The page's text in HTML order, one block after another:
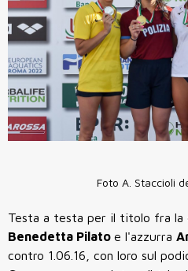
Foto A. Staccioli
Testa a testa per il titolo fra la
Benedetta Pilato e l'azzurra
contro 1.06.16, con loro sul